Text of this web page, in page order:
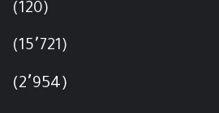
(120)
(15٬721)
(2٬954)